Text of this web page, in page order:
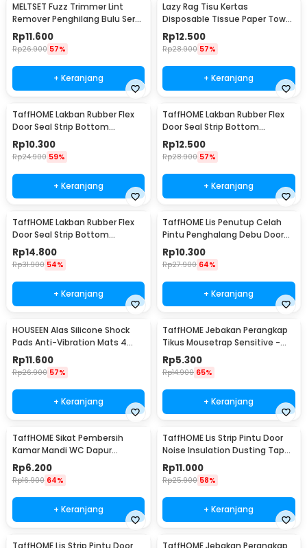
MELTSET Fuzz Trimmer Lint
Remover Penghilang Bulu Serat
Kain - CV8805
Rp11.600
Rp26.900 57%
+ Keranjang
Lazy Rag Tisu Kertas
Disposable Tissue Paper Towel
1 Roll (50 Helai) - MB104P
Rp12.500
Rp28.900 57%
+ Keranjang
TaffHOME Lakban Rubber Flex
Door Seal Strip Bottom
Waterproof 25mmx5M - TP39
Rp10.300
Rp24.900 59%
+ Keranjang
TaffHOME Lakban Rubber Flex
Door Seal Strip Bottom
Waterproof 35mmx5M - TP39
Rp12.500
Rp28.900 57%
+ Keranjang
TaffHOME Lakban Rubber Flex
Door Seal Strip Bottom
Waterproof 45mmx5M - TP39
Rp14.800
Rp31.900 54%
+ Keranjang
TaffHOME Lis Penutup Celah
Pintu Penghalang Debu Door
Bottom Seal 1M - LQ7
Rp10.300
Rp27.900 64%
+ Keranjang
HOUSEEN Alas Silicone Shock
Pads Anti-Vibration Mats 4
PCS - NY522
Rp11.600
Rp26.900 57%
+ Keranjang
TaffHOME Jebakan Perangkap
Tikus Mousetrap Sensitive -
ZL-2021
Rp5.300
Rp14.900 65%
+ Keranjang
TaffHOME Sikat Pembersih
Kamar Mandi WC Dapur
Sponge Brush - 8211
Rp6.200
Rp16.900 64%
+ Keranjang
TaffHOME Lis Strip Pintu Door
Noise Insulation Dusting Tape
5Mx9mmx9mm - KK-061
Rp11.000
Rp25.900 58%
+ Keranjang